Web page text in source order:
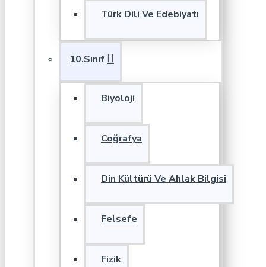
Türk Dili Ve Edebiyatı
10.Sınıf
Biyoloji
Coğrafya
Din Kültürü Ve Ahlak Bilgisi
Felsefe
Fizik